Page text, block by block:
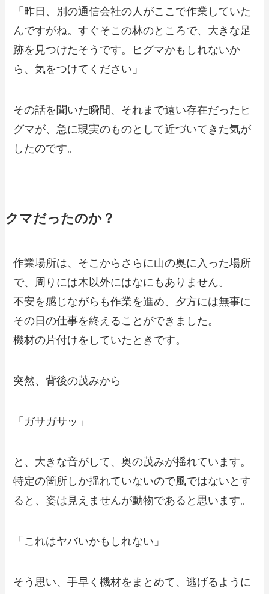
「昨日、別の通信会社の人がここで作業していた
んですがね。すぐそこの林のところで、大きな足
跡を見つけたそうです。ヒグマかもしれないか
ら、気をつけてください」
その話を聞いた瞬間、それまで遠い存在だったヒ
グマが、急に現実のものとして近づいてきた気が
したのです。
クマだったのか？
作業場所は、そこからさらに山の奥に入った場所
で、周りには木以外にはなにもありません。
不安を感じながらも作業を進め、夕方には無事に
その日の仕事を終えることができました。
機材の片付けをしていたときです。
突然、背後の茂みから
「ガサガサッ」
と、大きな音がして、奥の茂みが揺れています。
特定の箇所しか揺れていないので風ではないとす
ると、姿は見えませんが動物であると思います。
「これはヤバいかもしれない」
そう思い、手早く機材をまとめて、逃げるように